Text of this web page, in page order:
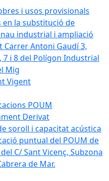
i usos provisionals
en la substitució de
industrial i ampliació
Carrer Antoni Gaudí 3,
7 i 8 del Polígon Industrial
Mig
Vigent
POUM
Derivat
soroll i capacitat acústica
puntual del POUM de
C/ Sant Vicenç, Subzona
de Mar.